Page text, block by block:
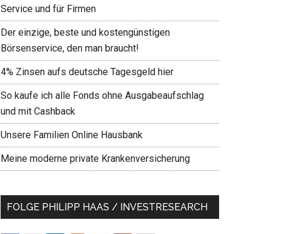
Service und für Firmen
Der einzige, beste und kostengünstigen
Börsenservice, den man braucht!
4% Zinsen aufs deutsche Tagesgeld hier
So kaufe ich alle Fonds ohne Ausgabeaufschlag
und mit Cashback
Unsere Familien Online Hausbank
Meine moderne private Krankenversicherung
FOLGE PHILIPP HAAS / INVESTRESEARCH